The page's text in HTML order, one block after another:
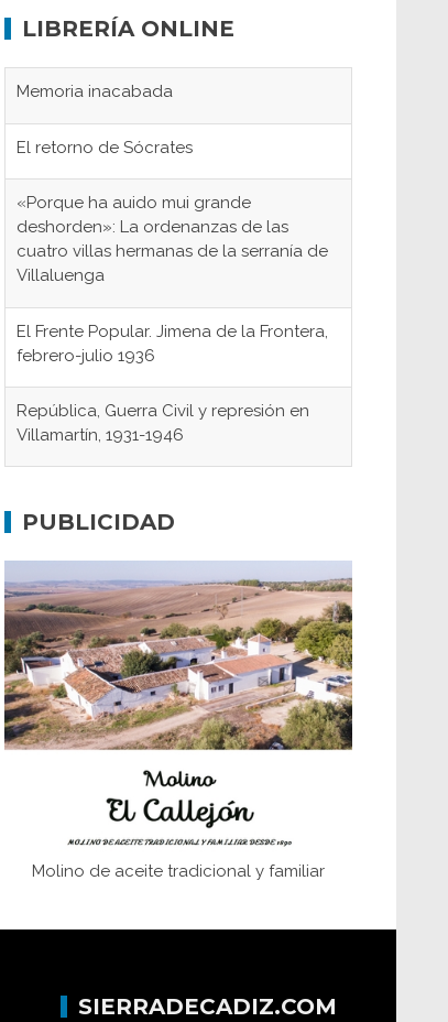
LIBRERÍA ONLINE
Memoria inacabada
El retorno de Sócrates
«Porque ha auido mui grande
deshorden»: La ordenanzas de las
cuatro villas hermanas de la serranía de
Villaluenga
El Frente Popular. Jimena de la Frontera,
febrero-julio 1936
República, Guerra Civil y represión en
Villamartín, 1931-1946
concentración nazis
fundaciones de Bornos
El Frente Popular. Ubrique, febrero-julio
1936
Juntar las letras. La alfabetización en el
campo: del afán de saber a la
Historia y vivencias del poblado de Los
PUBLICIDAD
Molino de aceite tradicional y familiar
SIERRADECADIZ.COM